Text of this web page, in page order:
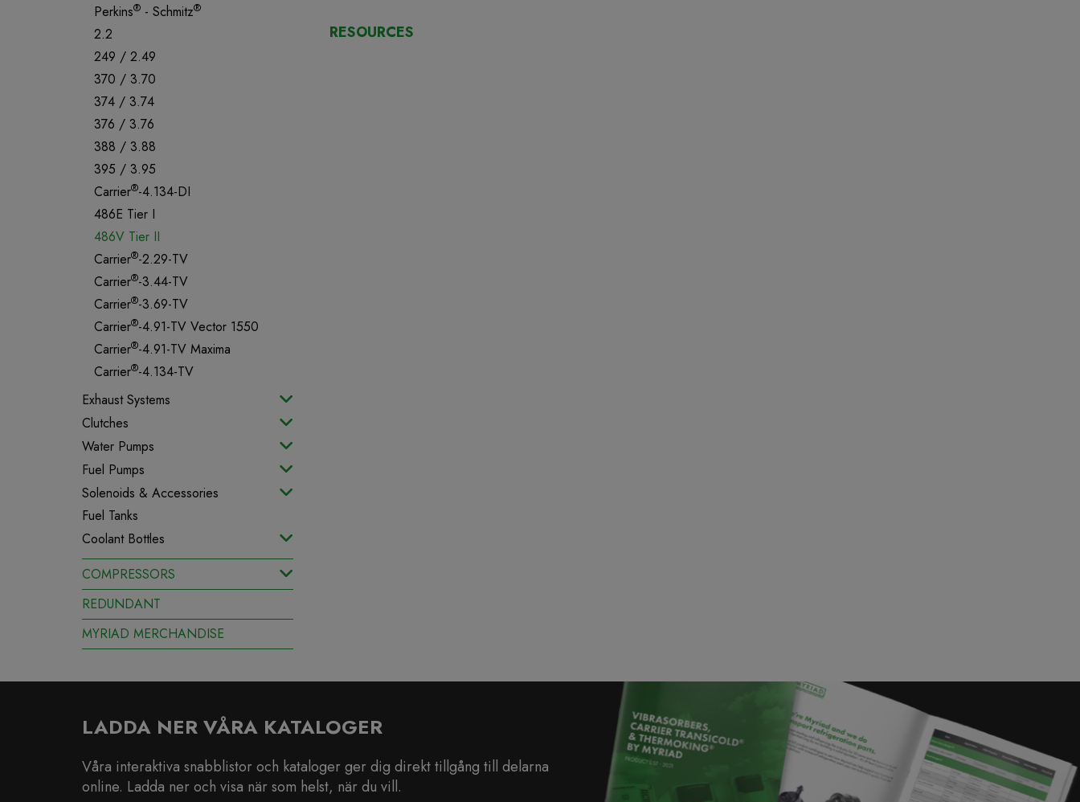
Perkins® - Schmitz®
2.2
249 / 2.49
370 / 3.70
374 / 3.74
376 / 3.76
388 / 3.88
395 / 3.95
Carrier®-4.134-DI
486E Tier I
486V Tier II
Carrier®-2.29-TV
Carrier®-3.44-TV
Carrier®-3.69-TV
Carrier®-4.91-TV Vector 1550
Carrier®-4.91-TV Maxima
Carrier®-4.134-TV
Exhaust Systems
Clutches
Water Pumps
Fuel Pumps
Solenoids & Accessories
Fuel Tanks
Coolant Bottles
COMPRESSORS
REDUNDANT
MYRIAD MERCHANDISE
RESOURCES
LADDA NER VÅRA KATALOGER
Våra interaktiva snabblistor och kataloger ger dig direkt tillgång till delarna
online. Ladda ner och visa när som helst, när du vill.